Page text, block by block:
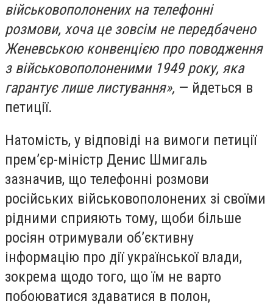
військовополонених на телефонні
розмови, хоча це зовсім не передбачено
Женевською конвенцією про поводження
з військовополоненими 1949 року, яка
гарантує лише листування», — йдеться в
петиції.
Натомість, у відповіді на вимоги петиції
прем’єр-міністр Денис Шмигаль
зазначив, що телефонні розмови
російських військовополонених зі своїми
рідними сприяють тому, щоби більше
росіян отримували об’єктивну
інформацію про дії української влади,
зокрема щодо того, що їм не варто
побоюватися здаватися в полон,